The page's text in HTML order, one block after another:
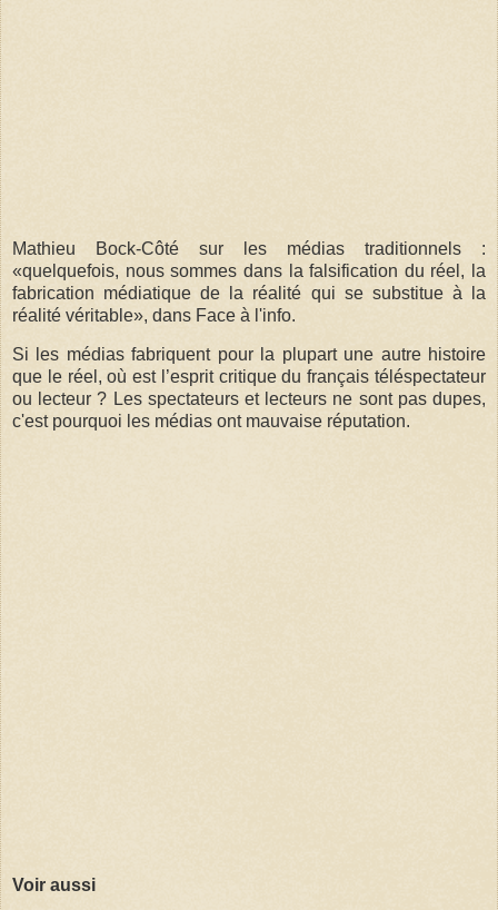
Mathieu Bock-Côté sur les médias traditionnels :
«quelquefois, nous sommes dans la falsification du réel, la
fabrication médiatique de la réalité qui se substitue à la
réalité véritable», dans Face à l'info.
Si les médias fabriquent pour la plupart une autre histoire
que le réel, où est l’esprit critique du français téléspectateur
ou lecteur ? Les spectateurs et lecteurs ne sont pas dupes,
c'est pourquoi les médias ont mauvaise réputation.
Voir aussi